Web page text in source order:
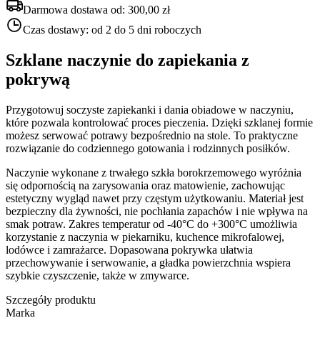
Darmowa dostawa od: 300,00 zł
Czas dostawy: od 2 do 5 dni roboczych
Szklane naczynie do zapiekania z
pokrywą
Przygotowuj soczyste zapiekanki i dania obiadowe w naczyniu,
które pozwala kontrolować proces pieczenia. Dzięki szklanej formie
możesz serwować potrawy bezpośrednio na stole. To praktyczne
rozwiązanie do codziennego gotowania i rodzinnych posiłków.
Naczynie wykonane z trwałego szkła borokrzemowego wyróżnia
się odpornością na zarysowania oraz matowienie, zachowując
estetyczny wygląd nawet przy częstym użytkowaniu. Materiał jest
bezpieczny dla żywności, nie pochłania zapachów i nie wpływa na
smak potraw. Zakres temperatur od -40°C do +300°C umożliwia
korzystanie z naczynia w piekarniku, kuchence mikrofalowej,
lodówce i zamrażarce. Dopasowana pokrywka ułatwia
przechowywanie i serwowanie, a gładka powierzchnia wspiera
szybkie czyszczenie, także w zmywarce.
Szczegóły produktu
Marka